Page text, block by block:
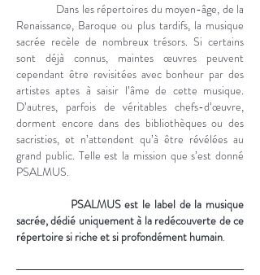
Dans les répertoires du moyen-âge, de la
Renaissance, Baroque ou plus tardifs, la musique
sacrée recèle de nombreux trésors. Si certains
sont déjà connus, maintes œuvres peuvent
cependant être revisitées avec bonheur par des
artistes aptes à saisir l’âme de cette musique.
D’autres, parfois de véritables chefs-d’œuvre,
dorment encore dans des bibliothèques ou des
sacristies, et n’attendent qu’à être révélées au
grand public. Telle est la mission que s’est donné
PSALMUS.
PSALMUS est le label de la musique
sacrée, dédié uniquement à la redécouverte de ce
répertoire si riche et si profondément humain.